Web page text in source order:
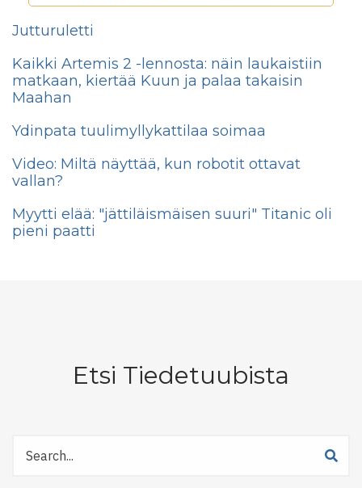
Jutturuletti
Kaikki Artemis 2 -lennosta: näin laukaistiin
matkaan, kiertää Kuun ja palaa takaisin
Maahan
Ydinpata tuulimyllykattilaa soimaa
Video: Miltä näyttää, kun robotit ottavat
vallan?
Myytti elää: "jättiläismäisen suuri" Titanic oli
pieni paatti
Etsi Tiedetuubista